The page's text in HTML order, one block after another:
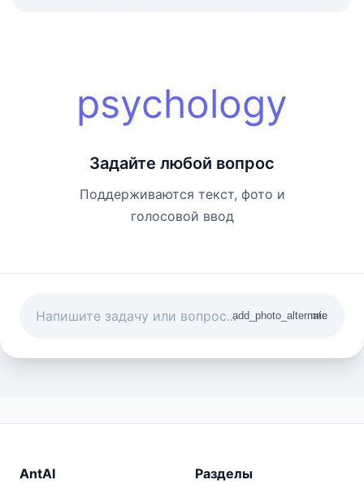
psychology
Задайте любой вопрос
Поддерживаются текст, фото и
голосовой ввод
add_photo_alternate
mic
AntAI Разделы